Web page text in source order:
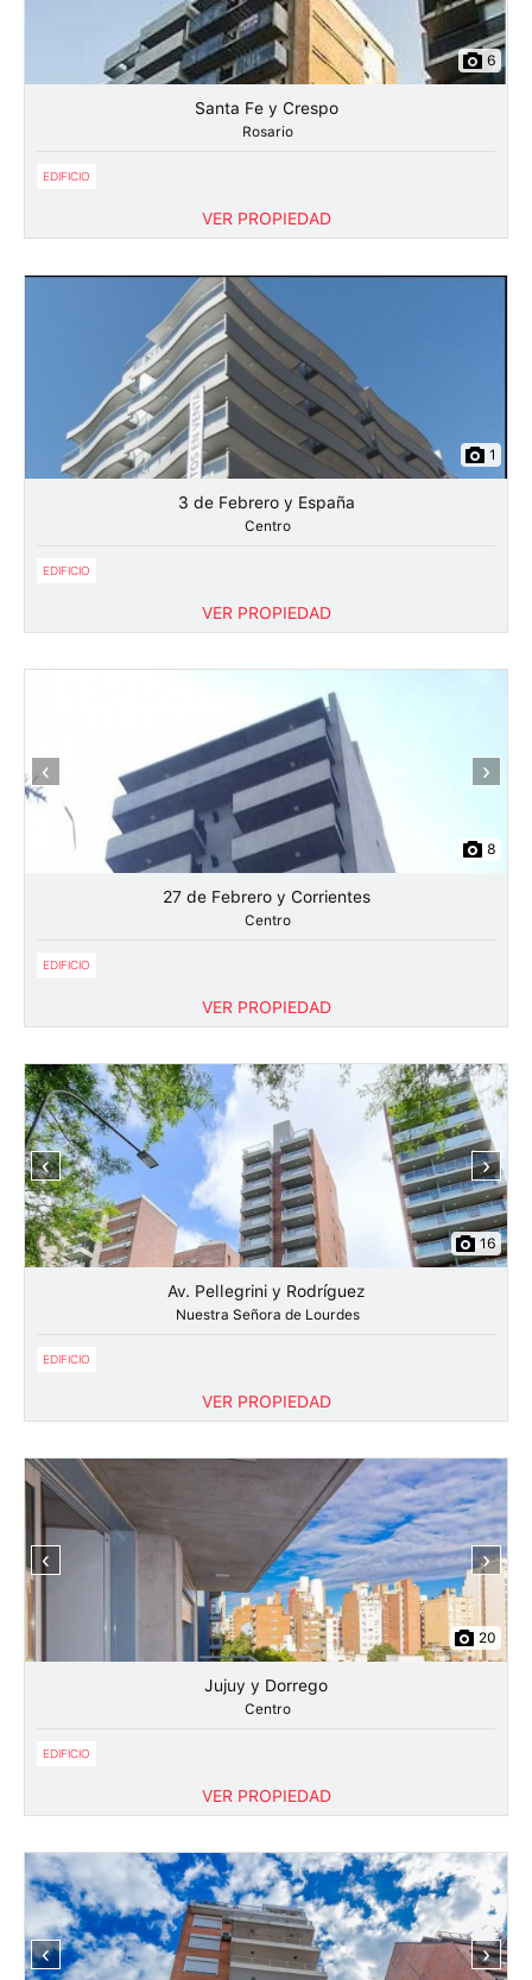
6
Santa Fe y Crespo
Rosario
EDIFICIO
VER PROPIEDAD
1
3 de Febrero y España
Centro
EDIFICIO
VER PROPIEDAD
‹ ›
8
27 de Febrero y Corrientes
Centro
EDIFICIO
VER PROPIEDAD
‹ ›
16
Av. Pellegrini y Rodríguez
Nuestra Señora de Lourdes
EDIFICIO
VER PROPIEDAD
‹ ›
20
Jujuy y Dorrego
Centro
EDIFICIO
VER PROPIEDAD
‹ ›